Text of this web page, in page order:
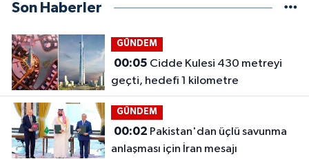
Son Haberler
GÜNDEM
00:05
geçti, hedefi 1 kilometre
GÜNDEM
00:02
anlaşması için İran mesajı